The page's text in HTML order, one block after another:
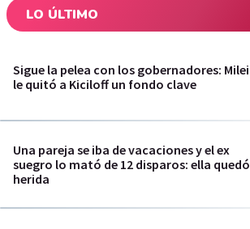
LO ÚLTIMO
Sigue la pelea con los gobernadores: Milei
le quitó a Kiciloff un fondo clave
Una pareja se iba de vacaciones y el ex
suegro lo mató de 12 disparos: ella quedó
herida